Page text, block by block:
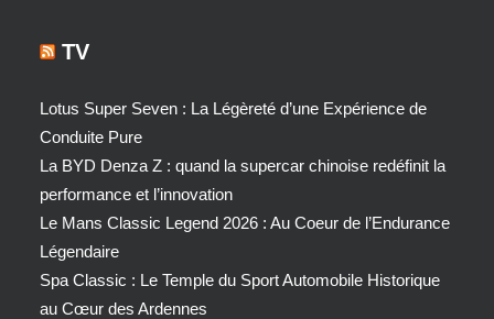
TV
Lotus Super Seven : La Légèreté d’une Expérience de
Conduite Pure
La BYD Denza Z : quand la supercar chinoise redéfinit la
performance et l’innovation
Le Mans Classic Legend 2026 : Au Coeur de l’Endurance
Légendaire
Spa Classic : Le Temple du Sport Automobile Historique
au Cœur des Ardennes